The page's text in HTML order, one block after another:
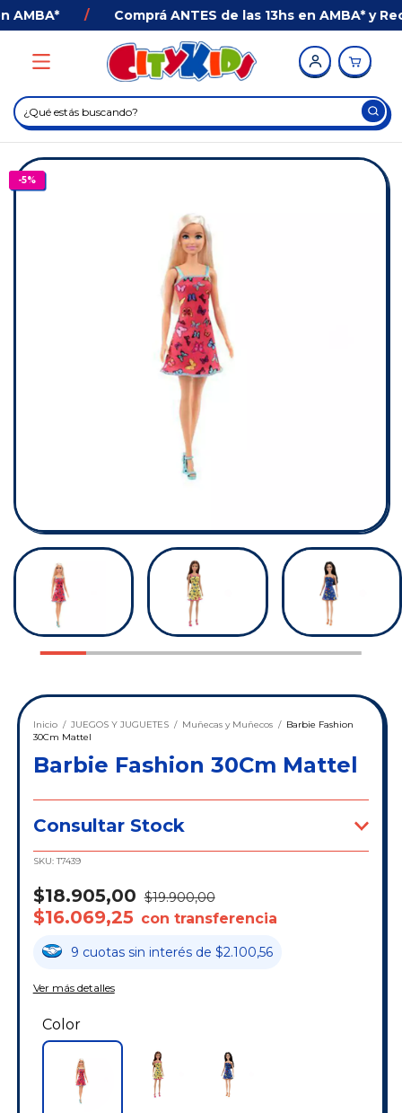
Comprá ANTES de las 13hs en AMBA* y
-5%
Inicio / JUEGOS Y JUGUETES / Muñecas y Muñecos / Barbie Fashion
30Cm Mattel
Barbie Fashion 30Cm Mattel
Consultar Stock
SKU:T7439
$18.905,00 $19.900,00
$16.069,25 con transferencia
9 cuotas sin interés de $2.100,56
Ver más detalles
Color